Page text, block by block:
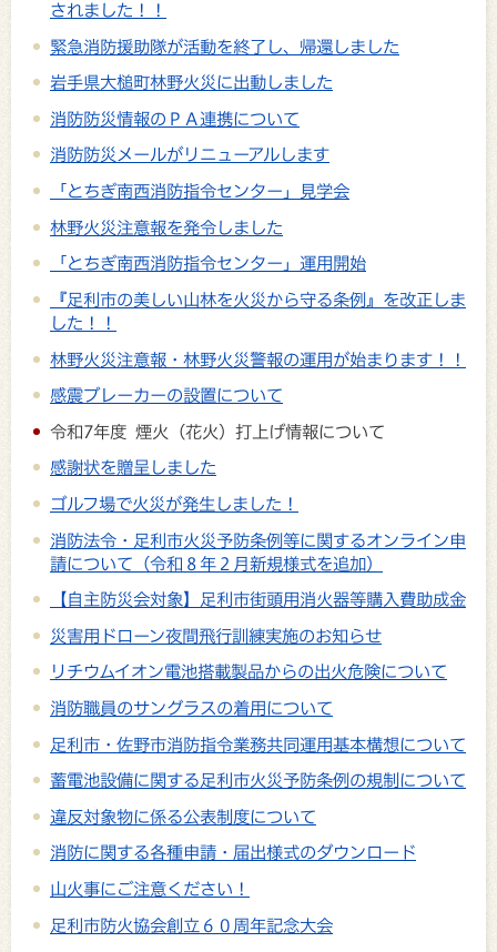
されました！！
緊急消防援助隊が活動を終了し、帰還しました
岩手県大槌町林野火災に出動しました
消防防災情報のＰＡ連携について
消防防災メールがリニューアルします
「とちぎ南西消防指令センター」見学会
林野火災注意報を発令しました
「とちぎ南西消防指令センター」運用開始
『足利市の美しい山林を火災から守る条例』を改正しま
した！！
林野火災注意報・林野火災警報の運用が始まります！！
感震ブレーカーの設置について
令和7年度 煙火（花火）打上げ情報について
感謝状を贈呈しました
ゴルフ場で火災が発生しました！
消防法令・足利市火災予防条例等に関するオンライン申
請について（令和８年２月新規様式を追加）
【自主防災会対象】足利市街頭用消火器等購入費助成金
災害用ドローン夜間飛行訓練実施のお知らせ
リチウムイオン電池搭載製品からの出火危険について
消防職員のサングラスの着用について
足利市・佐野市消防指令業務共同運用基本構想について
蓄電池設備に関する足利市火災予防条例の規制について
違反対象物に係る公表制度について
消防に関する各種申請・届出様式のダウンロード
山火事にご注意ください！
足利市防火協会創立６０周年記念大会